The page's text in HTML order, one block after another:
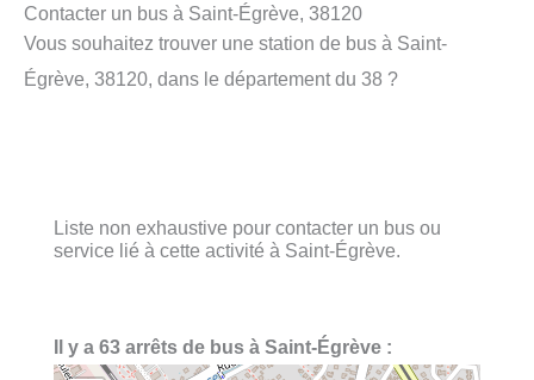
Contacter un bus à Saint-Égrève, 38120
Vous souhaitez trouver une station de bus à Saint-
Égrève, 38120, dans le département du 38 ?
Liste non exhaustive pour contacter un bus ou
service lié à cette activité à Saint-Égrève.
Il y a 63 arrêts de bus à Saint-Égrève :